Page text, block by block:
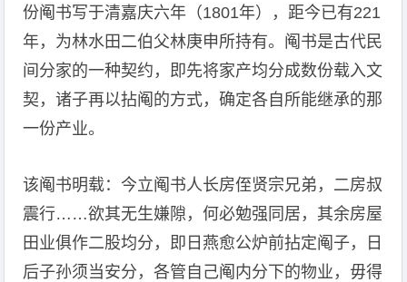
份阄书写于清嘉庆六年（1801年），距今已有221
年，为林水田二伯父林庚申所持有。阄书是古代民
间分家的一种契约，即先将家产均分成数份载入文
契，诸子再以拈阄的方式，确定各自所能继承的那
一份产业。
该阄书明载：今立阄书人长房侄贤宗兄弟，二房叔
震行……欲其无生嫌隙，何必勉强同居，其余房屋
田业俱作二股均分，即日燕愈公炉前拈定阄子，日
后子孙须当安分，各管自己阄内分下的物业，毋得